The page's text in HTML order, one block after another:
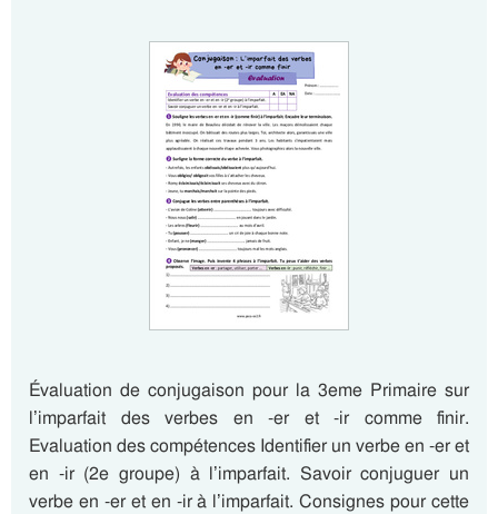
Évaluation de conjugaison pour la 3eme Primaire sur
l’imparfait des verbes en -er et -ir comme finir.
Evaluation des compétences Identifier un verbe en -er et
en -ir (2e groupe) à l’imparfait. Savoir conjuguer un
verbe en -er et en -ir à l’imparfait. Consignes pour cette